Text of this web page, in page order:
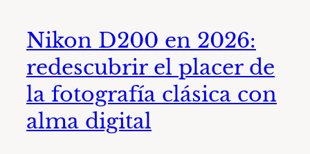
Nikon D200 en 2026:
redescubrir el placer de
la fotografía clásica con
alma digital